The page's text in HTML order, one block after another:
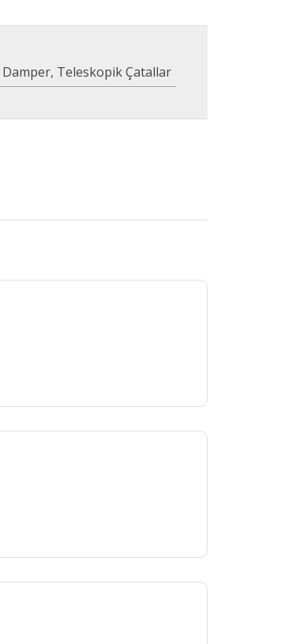
Damper, Teleskopik Çatallar